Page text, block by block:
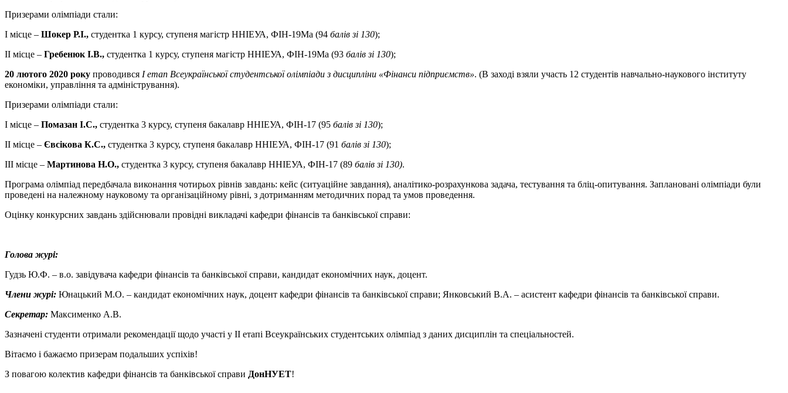
Призерами олімпіади стали:
І місце – Шокер Р.І., студентка 1 курсу, ступеня магістр ННІЕУА, ФІН-19Ма (94 балів зі 130);
ІІ місце – Гребенюк І.В., студентка 1 курсу, ступеня магістр ННІЕУА, ФІН-19Ма (93 балів зі 130);
20 лютого 2020 року проводився І етап Всеукраїнської студентської олімпіади з дисципліни «Фінанси підприємств». (В заході взяли участь 12 студентів навчально-наукового інституту
економіки, управління та адміністрування).
Призерами олімпіади стали:
І місце – Помазан І.С., студентка 3 курсу, ступеня бакалавр ННІЕУА, ФІН-17 (95 балів зі 130);
ІІ місце – Євсікова К.С., студентка 3 курсу, ступеня бакалавр ННІЕУА, ФІН-17 (91 балів зі 130);
ІІІ місце – Мартинова Н.О., студентка 3 курсу, ступеня бакалавр ННІЕУА, ФІН-17 (89 балів зі 130).
Програма олімпіад передбачала виконання чотирьох рівнів завдань: кейс (ситуаційне завдання), аналітико-розрахункова задача, тестування та бліц-опитування. Заплановані олімпіади були
проведені на належному науковому та організаційному рівні, з дотриманням методичних порад та умов проведення.
Оцінку конкурсних завдань здійснювали провідні викладачі кафедри фінансів та банківської справи:
Голова журі:
Гудзь Ю.Ф. – в.о. завідувача кафедри фінансів та банківської справи, кандидат економічних наук, доцент.
Члени журі: Юнацький М.О. – кандидат економічних наук, доцент кафедри фінансів та банківської справи; Янковський В.А. – асистент кафедри фінансів та банківської справи.
Секретар: Максименко А.В.
Зазначені студенти отримали рекомендації щодо участі у ІІ етапі Всеукраїнських студентських олімпіад з даних дисциплін та спеціальностей.
Вітаємо і бажаємо призерам подальших успіхів!
З повагою колектив кафедри фінансів та банківської справи ДонНУЕТ!